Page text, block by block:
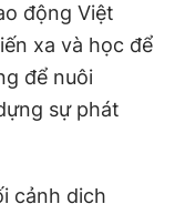
cáo
404
động Việt
xa và học để
để nuôi
sự phát
cảnh dịch